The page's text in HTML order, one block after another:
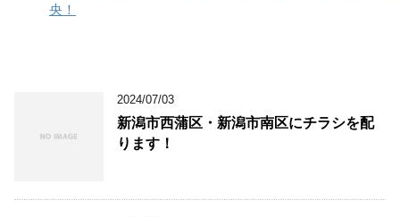
央！
2024/07/03
新潟市西蒲区・新潟市南区にチラシを配
ります！